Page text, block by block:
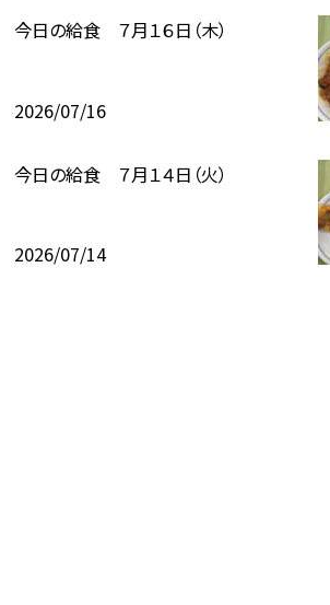
今日の給食 ７月１６日（木）
2026/07/16
今日の給食 ７月１４日（火）
2026/07/14